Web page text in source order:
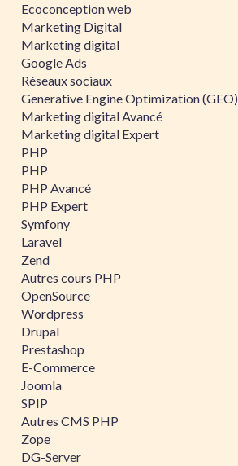
Ecoconception web
Marketing Digital
Marketing digital
Google Ads
Réseaux sociaux
Generative Engine Optimization (GEO)
Marketing digital Avancé
Marketing digital Expert
PHP
PHP
PHP Avancé
PHP Expert
Symfony
Laravel
Zend
Autres cours PHP
OpenSource
Wordpress
Drupal
Prestashop
E-Commerce
Joomla
SPIP
Autres CMS PHP
Zope
DG-Server